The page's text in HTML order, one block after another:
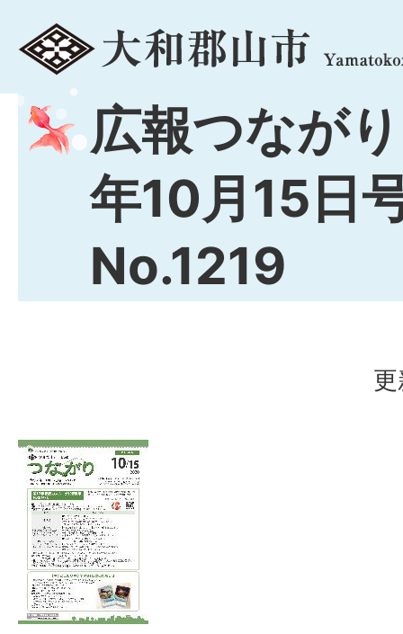
menu
広報つなが
年10月15日
No.1219